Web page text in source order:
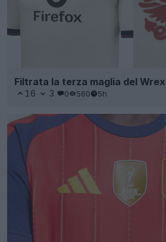
Filtrata la terza maglia del
16 3 0 560 5h